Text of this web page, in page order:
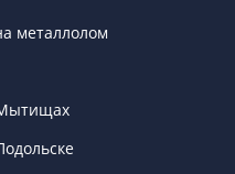
металлолом